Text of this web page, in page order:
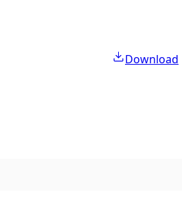
Download